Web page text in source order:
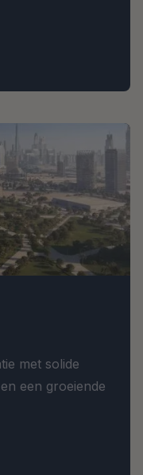
met solide
een groeiende